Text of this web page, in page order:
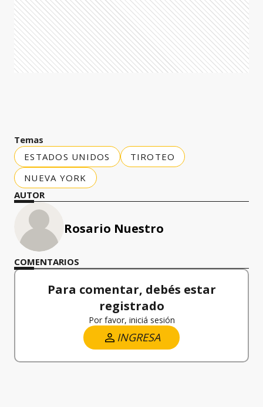
Temas
ESTADOS UNIDOS
TIROTEO
NUEVA YORK
AUTOR
Rosario Nuestro
COMENTARIOS
Para comentar, debés estar
registrado
Por favor, iniciá sesión
INGRESA